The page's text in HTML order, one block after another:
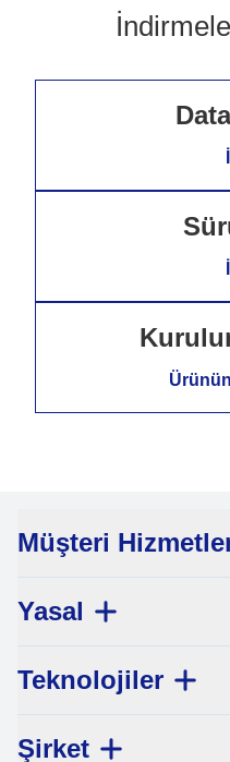
Müşteri
Yasal
Teknolojiler
Şirket